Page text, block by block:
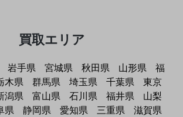
買取エリア
岩手県 宮城県 秋田県 山形県
福
木県 群馬県 埼玉県 千葉県
東京
潟県 富山県 石川県 福井県
山梨
県 静岡県 愛知県 三重県
滋賀県